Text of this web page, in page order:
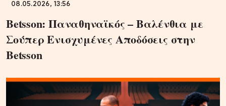
08.05.2026, 13:56
Betsson: Παναθηναϊκός – Βαλένθια με
Σούπερ Ενισχυμένες Αποδόσεις στην
Betsson